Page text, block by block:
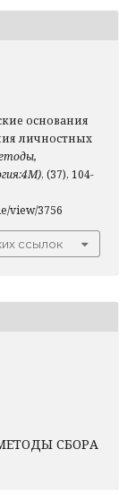
основания
личностных
, (37), 104-
view/3756
ссылок
СБОРА